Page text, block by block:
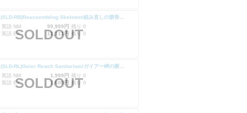
(SLD-RB)Reassembling Skeleton/組み直しの骸骨【No.1406】
英語 NM
99,999円 残り 0
英語 EX
11,111円 残り 0
SOLDOUT
英語 NM
1,999円 残り 0
英語 EX
1,600円 残り 0
SOLDOUT